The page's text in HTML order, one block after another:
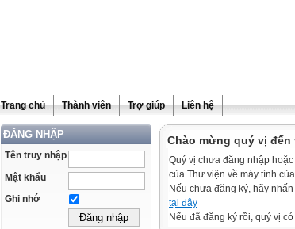
Trang chủ Thành viên Trợ giúp Liên hệ
ĐĂNG NHẬP
Tên truy nhập
Mật khẩu
Ghi nhớ
Chào mừng quý vị đến
Quý vị chưa đăng nhập
của Thư viện về máy tính
Nếu chưa đăng ký, hãy
tại đây
Nếu đã đăng ký rồi, quý vị